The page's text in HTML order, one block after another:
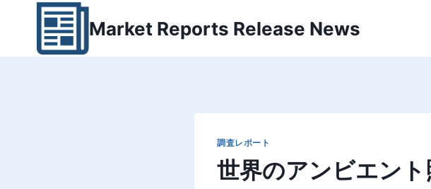
Market Reports Release News
調査レポート
世界のアンビエン